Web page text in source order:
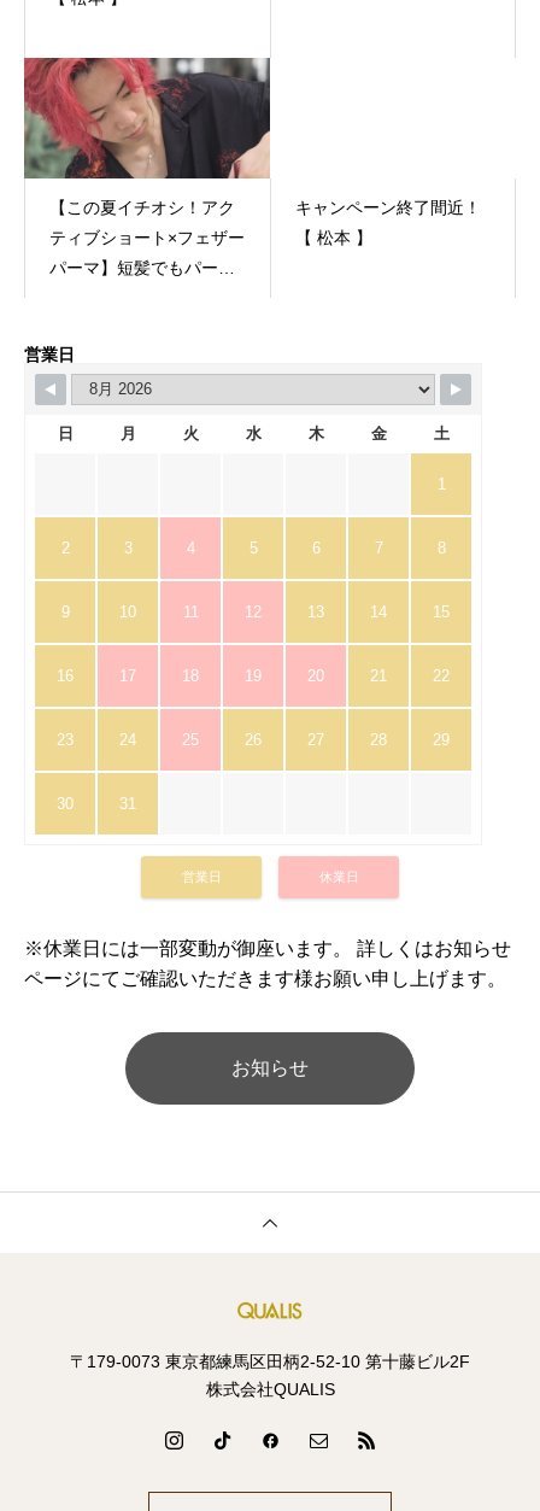
【この夏イチオシ！アク
ティブショート×フェザー
パーマ】短髪でもパーマ
キャンペーン終了間近！
【 松本 】
営業日
日 月 火 水 木 金 土
1
2 3 4 5 6 7 8
9 10 11 12 13 14 15
16 17 18 19 20 21 22
23 24 25 26 27 28 29
30 31
営業日 休業日
※休業日には一部変動が御座います。 詳しくはお知らせ
ページにてご確認いただきます様お願い申し上げます。
お知らせ
〒179-0073 東京都練馬区田柄2-52-10 第十藤ビル2F
株式会社QUALIS